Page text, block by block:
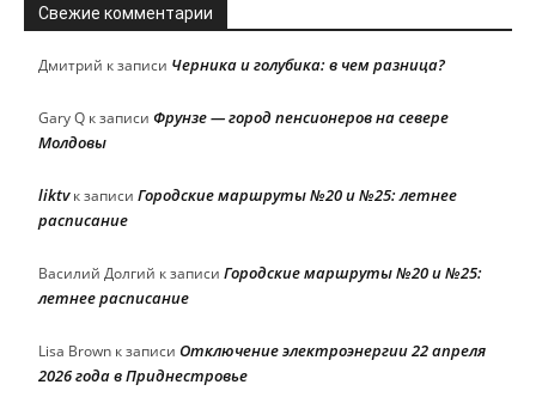
Свежие комментарии
Дмитрий к записи Черника и голубика: в чем разница?
Gary Q к записи Фрунзе — город пенсионеров на севере
Молдовы
liktvк записи Городские маршруты №20 и №25: летнее
расписание
Василий Долгий к записи Городские маршруты №20 и №25:
летнее расписание
Lisa Brown к записи Отключение электроэнергии 22 апреля
2026 года в Приднестровье